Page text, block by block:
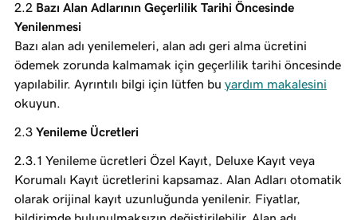
Bazı Alan Adlarının Geçerlilik Tarihi Öncesinde
Yenilenmesi
Bazı alan adı yenilemeleri, alan adı geri alma ücretini
ödemek zorunda kalmamak için geçerlilik tarihi öncesinde
yapılabilir. Ayrıntılı bilgi için lütfen bu yardım makalesini
okuyun.
Yenileme Ücretleri
Yenileme ücretleri Özel Kayıt, Deluxe Kayıt veya
Korumalı Kayıt ücretlerini kapsamaz. Alan Adları otomatik
olarak orijinal kayıt uzunluğunda yenilenir. Fiyatlar,